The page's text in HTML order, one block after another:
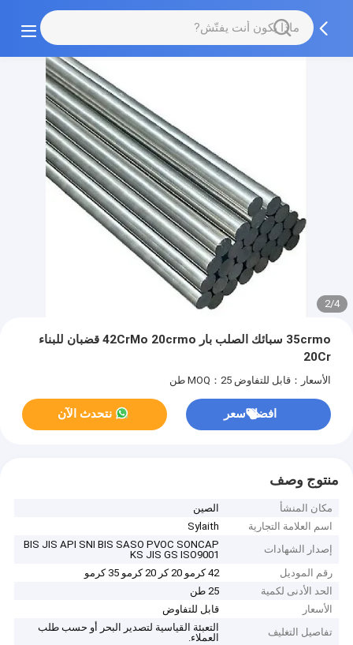
2/4
35crmo سبائك الصلب بار 42CrMo 20crmo قضبان للبناء
20Cr
الأسعار：قابل للتفاوض MOQ：25 طن
افضل سعر نتحدث الآن
منتوج وصف
مكان المنشأ
الصين
اسم العلامة التجارية
Sylaith
إصدار الشهادات
BIS JIS API SNI BIS SASO PVOC SONCAP
KS JIS GS ISO9001
رقم الموديل
42 كرمو 20 كر 20 كرمو 35 كرمو
الحد الأدنى لكمية
25 طن
الأسعار
قابل للتفاوض
تفاصيل التغليف
التعبئة القياسية لتصدير البحر أو حسب طلب
العملاء.